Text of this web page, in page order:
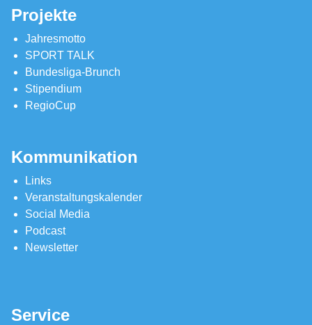
Projekte
Jahresmotto
SPORT TALK
Bundesliga-Brunch
Stipendium
RegioCup
Kommunikation
Links
Veranstaltungskalender
Social Media
Podcast
Newsletter
Service